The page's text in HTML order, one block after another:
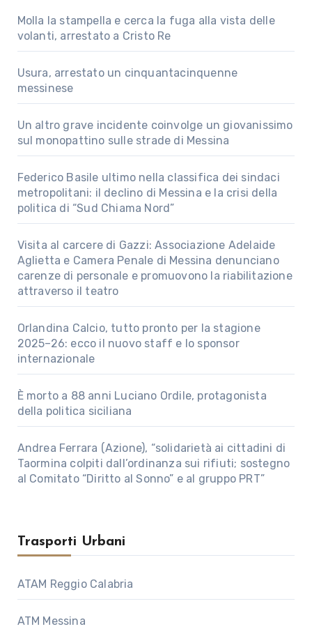
Molla la stampella e cerca la fuga alla vista delle
volanti, arrestato a Cristo Re
Usura, arrestato un cinquantacinquenne
messinese
Un altro grave incidente coinvolge un giovanissimo
sul monopattino sulle strade di Messina
Federico Basile ultimo nella classifica dei sindaci
metropolitani: il declino di Messina e la crisi della
politica di “Sud Chiama Nord”
Visita al carcere di Gazzi: Associazione Adelaide
Aglietta e Camera Penale di Messina denunciano
carenze di personale e promuovono la riabilitazione
attraverso il teatro
Orlandina Calcio, tutto pronto per la stagione
2025–26: ecco il nuovo staff e lo sponsor
internazionale
È morto a 88 anni Luciano Ordile, protagonista
della politica siciliana
Andrea Ferrara (Azione), “solidarietà ai cittadini di
Taormina colpiti dall’ordinanza sui rifiuti; sostegno
al Comitato “Diritto al Sonno” e al gruppo PRT”
Trasporti Urbani
ATAM Reggio Calabria
ATM Messina